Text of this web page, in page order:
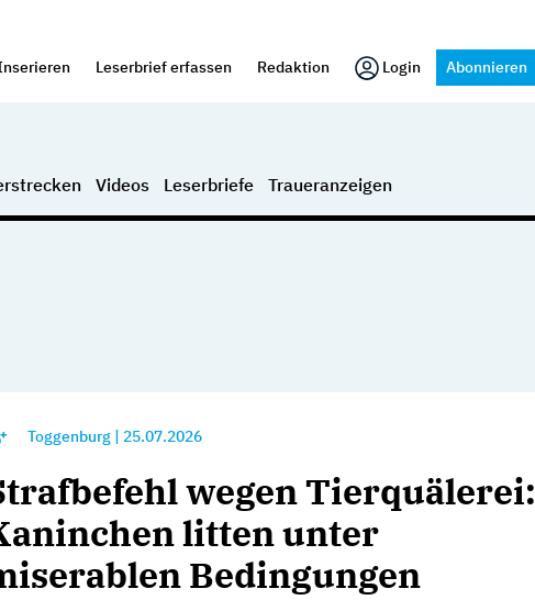
Leserbrief erfassen Redaktion Login Abonnieren
Videos Leserbriefe Traueranzeigen
Toggenburg 25.07.2026
wegen Tierquälerei:
litten unter
Bedingungen